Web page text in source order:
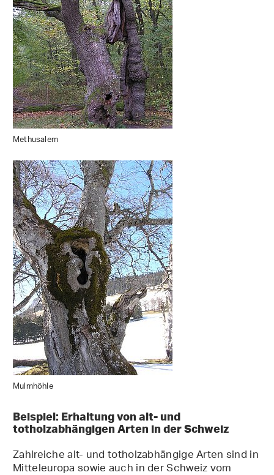
Methusalem
Mulmhöhle
Beispiel: Erhaltung von alt- und
totholzabhängigen Arten in der Schweiz
Zahlreiche alt- und totholzabhängige Arten sind in
Mitteleuropa sowie auch in der Schweiz vom